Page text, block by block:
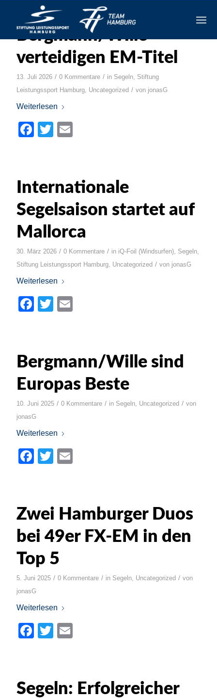
Bergmann/Wille
verteidigen EM-Titel
13. Juli 2026 / 0 Kommentare / in Segeln, Stiftung
Leistungssport Hamburg, Uncategorized / von jonasG
Weiterlesen
Facebook
Twitter
Internationale
Segelsaison startet auf
Mallorca
30. März 2026 / 0 Kommentare / in iQ-Foil (Windsurfen), Segeln,
Stiftung Leistungssport Hamburg, Uncategorized / von jonasG
Weiterlesen
Facebook
Twitter
Bergmann/Wille sind
Europas Beste
10. Juni 2025 / 0 Kommentare / in Segeln, Uncategorized / von
jonasG
Weiterlesen
Facebook
Twitter
Zwei Hamburger Duos
bei 49er FX-EM in den
Top 5
5. Juni 2025 / 0 Kommentare / in Segeln, Uncategorized / von
jonasG
Weiterlesen
Facebook
Twitter
Segeln: Erfolgreicher